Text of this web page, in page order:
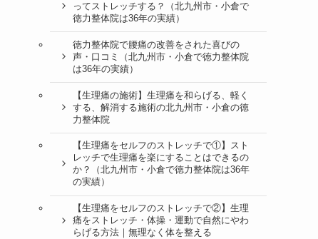
ってストレッチする？（北九州市・小倉で
徳力整体院は36年の実績）
徳力整体院で腰痛の改善をされた喜びの
声・口コミ（北九州市・小倉で徳力整体院
は36年の実績）
【生理痛の施術】生理痛を和らげる、軽く
する、解消する施術の北九州市・小倉の徳
力整体院
【生理痛をセルフのストレッチで①】スト
レッチで生理痛を楽にすることはできるの
か？（北九州市・小倉で徳力整体院は36年
の実績）
【生理痛をセルフのストレッチで②】生理
痛をストレッチ・体操・運動で自然にやわ
らげる方法｜無理なく体を整える